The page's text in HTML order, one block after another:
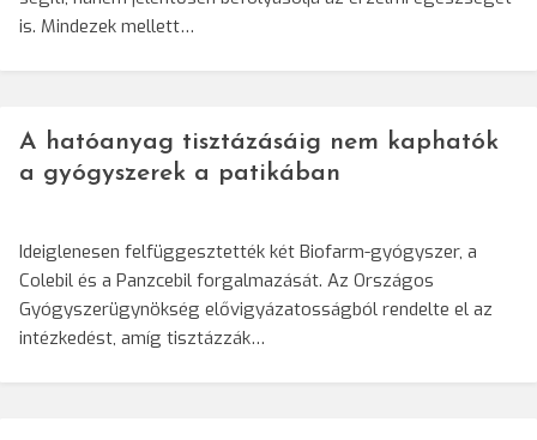
is. Mindezek mellett…
A hatóanyag tisztázásáig nem kaphatók
a gyógyszerek a patikában
Ideiglenesen felfüggesztették két Biofarm-gyógyszer, a
Colebil és a Panzcebil forgalmazását. Az Országos
Gyógyszerügynökség elővigyázatosságból rendelte el az
intézkedést, amíg tisztázzák…